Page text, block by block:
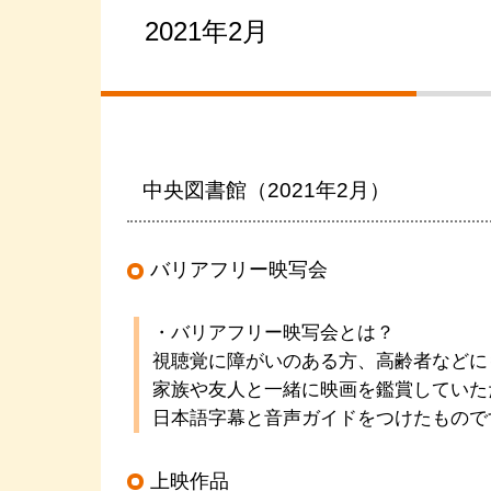
2021年2月
中央図書館（2021年2月）
バリアフリー映写会
・バリアフリー映写会とは？
視聴覚に障がいのある方、高齢者などに
家族や友人と一緒に映画を鑑賞していた
日本語字幕と音声ガイドをつけたもので
上映作品